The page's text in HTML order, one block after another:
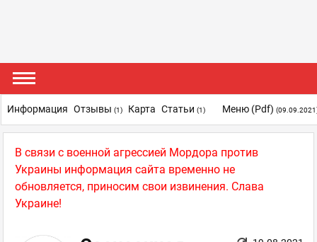
В связи с военной агрессией Мордора против
Украины информация сайта временно не
обновляется, приносим свои извинения. Слава
Украине!
Информация Отзывы (1) Карта Статьи (1) Меню (pdf)